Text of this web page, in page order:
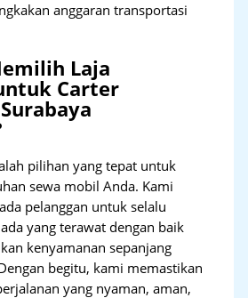
anggaran transportasi
Laja
Carter
pilihan yang tepat untuk
sewa mobil Anda. Kami
pelanggan untuk selalu
yang terawat dengan baik
kenyamanan sepanjang
begitu, kami memastikan
yang nyaman, aman,